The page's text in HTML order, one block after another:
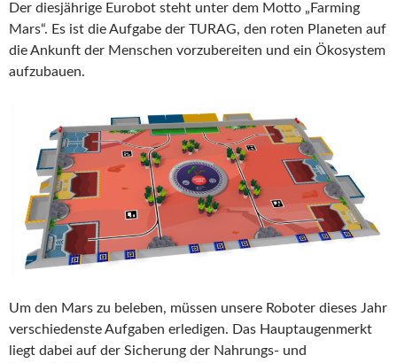
Der diesjährige Eurobot steht unter dem Motto „Farming
Mars“. Es ist die Aufgabe der TURAG, den roten Planeten auf
die Ankunft der Menschen vorzubereiten und ein Ökosystem
aufzubauen.
Um den Mars zu beleben, müssen unsere Roboter dieses Jahr
verschiedenste Aufgaben erledigen. Das Hauptaugenmerkt
liegt dabei auf der Sicherung der Nahrungs- und